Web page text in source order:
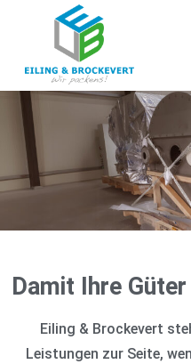
Damit Ihre
Eiling & Brockevert
Leistungen zur Seite,